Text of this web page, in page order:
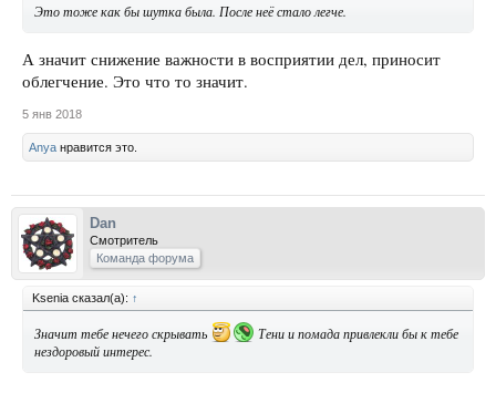
Это тоже как бы шутка была. После неё стало легче.
А значит снижение важности в восприятии дел, приносит
облегчение. Это что то значит.
5 янв 2018
Anya нравится это.
Dan
Смотритель
Команда форума
Ksenia сказал(а): ↑
Значит тебе нечего скрывать
Тени и помада привлекли бы к тебе
нездоровый интерес.